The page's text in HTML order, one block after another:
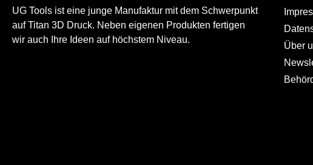
UG Tools ist eine junge Manufaktur mit dem Schwerpunkt
auf Titan 3D Druck. Neben eigenen Produkten fertigen
wir auch Ihre Ideen auf höchstem Niveau.
Über